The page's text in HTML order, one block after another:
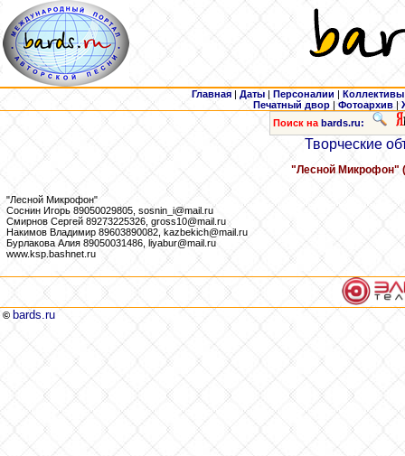
Главная | Даты | Персоналии | Коллективы
Печатный двор |Фотоархив |
Поиск на bards.ru:
Творческие
"Лесной Микрофон"
"Лесной Микрофон"
Соснин Игорь 89050029805, sosnin_i@mail.ru
Смирнов Сергей 89273225326, gross10@mail.ru
Накимов Владимир 89603890082, kazbekich@mail.ru
Бурлакова Алия 89050031486, liyabur@mail.ru
www.ksp.bashnet.ru
© bards.ru